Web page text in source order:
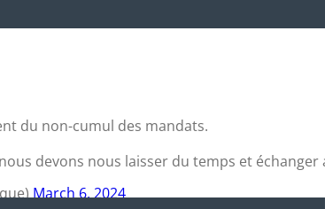
du non-cumul des mandats.
devons nous laisser du temps et échanger
March 6, 2024